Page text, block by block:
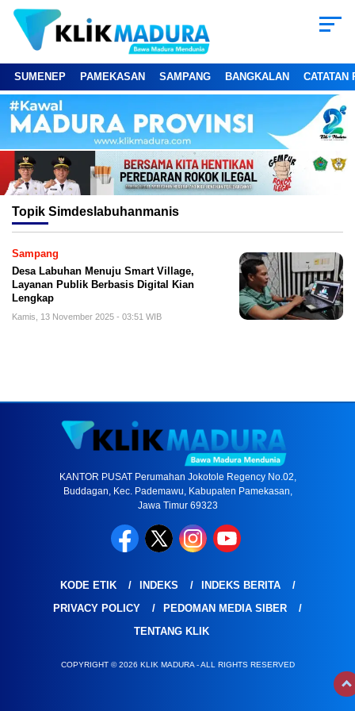
SUMENEP PAMEKASAN SAMPANG BANGKALAN CATATAN
Topik Simdeslabuhanmanis
Sampang
Desa Labuhan Menuju Smart Village,
Layanan Publik Berbasis Digital Kian
Lengkap
Kamis, 13 November 2025 - 03:51 WIB
KANTOR PUSAT Perumahan Jokotole Regency No.02,
Buddagan, Kec. Pademawu, Kabupaten Pamekasan,
Jawa Timur 69323
KODE ETIK INDEKS
INDEKS BERITA
PRIVACY POLICY
PEDOMAN MEDIA SIBER
TENTANG KLIK
COPYRIGHT © 2026 KLIK MADURA - ALL RIGHTS RESERVED